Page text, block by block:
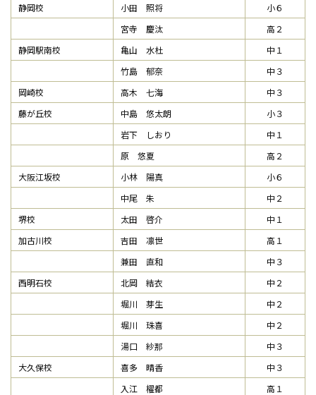
静岡校
小田 照将
小６
宮寺 慶汰
高２
静岡駅南校
亀山 水杜
中１
竹島 郁奈
中３
岡崎校
高木 七海
中３
藤が丘校
中島 悠太朗
小３
岩下 しおり
中１
原 悠夏
高２
大阪江坂校
小林 陽真
小６
中尾 朱
中２
堺校
太田 啓介
中１
加古川校
吉田 凛世
高１
兼田 直和
中３
西明石校
北岡 結衣
中２
堀川 芽生
中２
堀川 珠喜
中２
湯口 紗那
中３
大久保校
喜多 晴香
中３
入江 櫂都
高１